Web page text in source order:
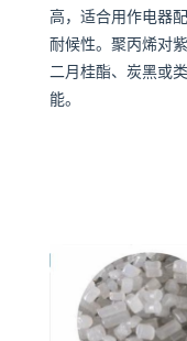
高，适合用作电器配
耐候性。聚丙烯对
二月桂酯、炭黑或
能。